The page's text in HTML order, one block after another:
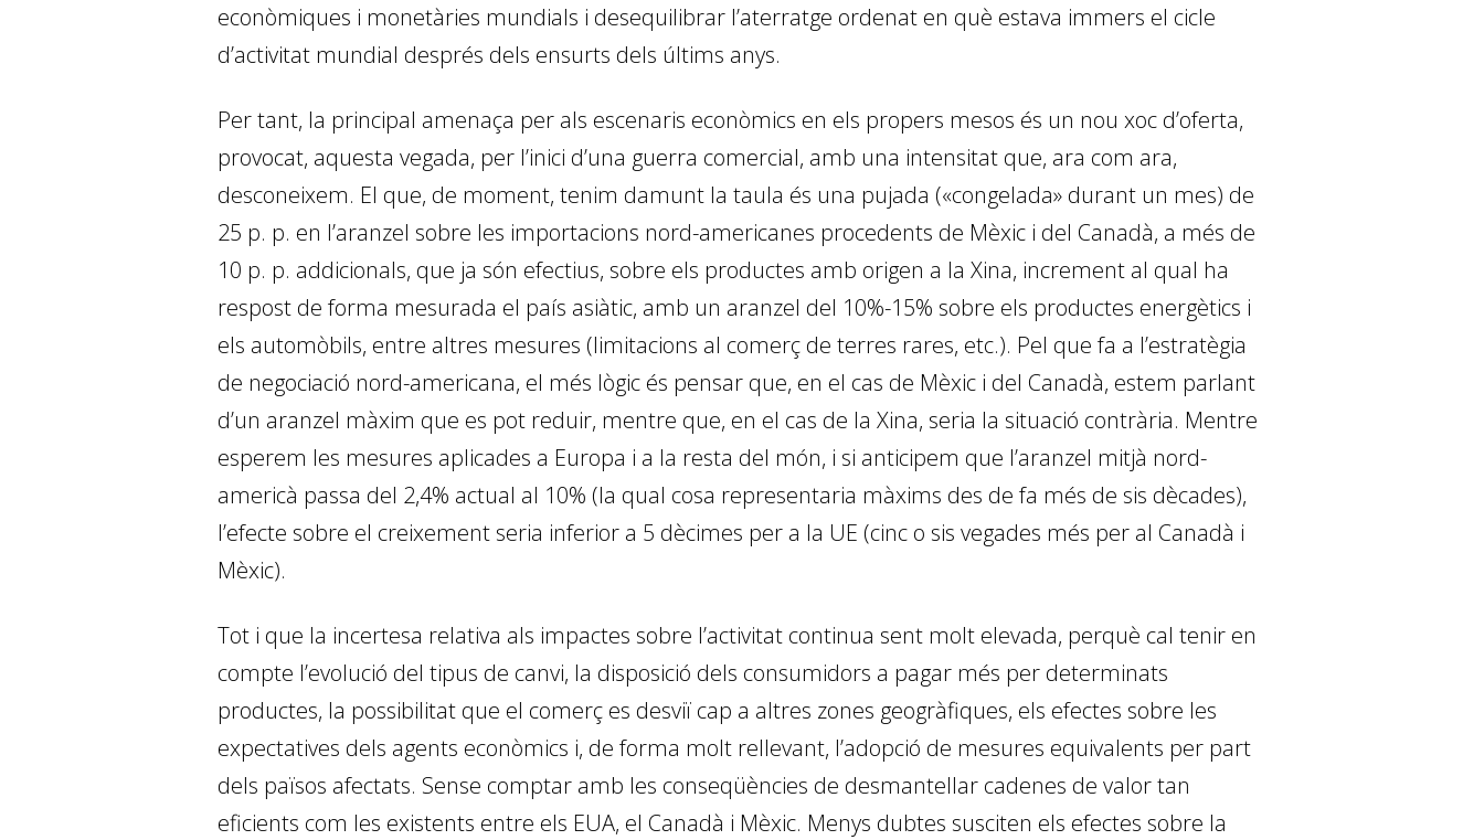
econòmiques i monetàries mundials i desequilibrar l’aterratge ordenat en què estava immers el cicle
d’activitat mundial després dels ensurts dels últims anys.
Per tant, la principal amenaça per als escenaris econòmics en els propers mesos és un nou xoc d’oferta,
provocat, aquesta vegada, per l’inici d’una guerra comercial, amb una intensitat que, ara com ara,
desconeixem. El que, de moment, tenim damunt la taula és una pujada («congelada» durant un mes) de
25 p. p. en l’aranzel sobre les importacions nord-americanes procedents de Mèxic i del Canadà, a més de
10 p. p. addicionals, que ja són efectius, sobre els productes amb origen a la Xina, increment al qual ha
respost de forma mesurada el país asiàtic, amb un aranzel del 10%-15% sobre els productes energètics i
els automòbils, entre altres mesures (limitacions al comerç de terres rares, etc.). Pel que fa a l’estratègia
de negociació nord-americana, el més lògic és pensar que, en el cas de Mèxic i del Canadà, estem parlant
d’un aranzel màxim que es pot reduir, mentre que, en el cas de la Xina, seria la situació contrària. Mentre
esperem les mesures aplicades a Europa i a la resta del món, i si anticipem que l’aranzel mitjà nord-
americà passa del 2,4% actual al 10% (la qual cosa representaria màxims des de fa més de sis dècades),
l’efecte sobre el creixement seria inferior a 5 dècimes per a la UE (cinc o sis vegades més per al Canadà i
Mèxic).
Tot i que la incertesa relativa als impactes sobre l’activitat continua sent molt elevada, perquè cal tenir en
compte l’evolució del tipus de canvi, la disposició dels consumidors a pagar més per determinats
productes, la possibilitat que el comerç es desviï cap a altres zones geogràfiques, els efectes sobre les
expectatives dels agents econòmics i, de forma molt rellevant, l’adopció de mesures equivalents per part
dels països afectats. Sense comptar amb les conseqüències de desmantellar cadenes de valor tan
eficients com les existents entre els EUA, el Canadà i Mèxic. Menys dubtes susciten els efectes sobre la